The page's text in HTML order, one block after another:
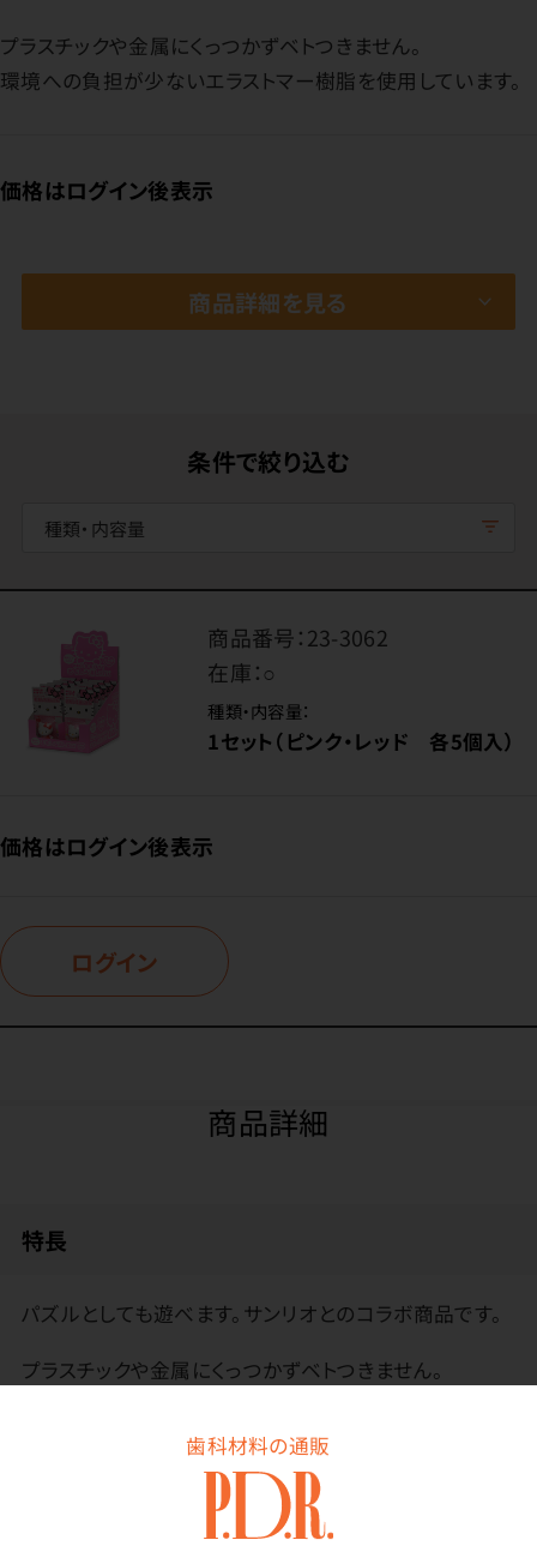
歯科材料の通販
プラスチックや金属にくっつかずベトつきません。
環境への負担が少ないエラストマー樹脂を使用しています。
価格はログイン後表示
商品詳細を見る
条件で絞り込む
種類・内容量
商品番号：23-3062
在庫：○
種類・内容量：
1セット（ピンク・レッド 各5個入）
価格はログイン後表示
ログイン
商品詳細
特長
パズルとしても遊べます。サンリオとのコラボ商品です。
プラスチックや金属にくっつかずベトつきません。